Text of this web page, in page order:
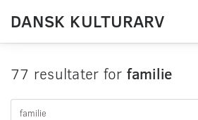
DANSK KULTURARV
77 resultater for familie